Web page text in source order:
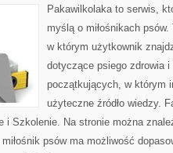
Pakawilkolaka to serwis,
myślą o miłośnikach
w którym użytkownik
dotyczące psiego zdrowia
początkujących, w którym
użyteczne źródło wiedzy.
i Szkolenie. Na stronie można
psów ma możliwość